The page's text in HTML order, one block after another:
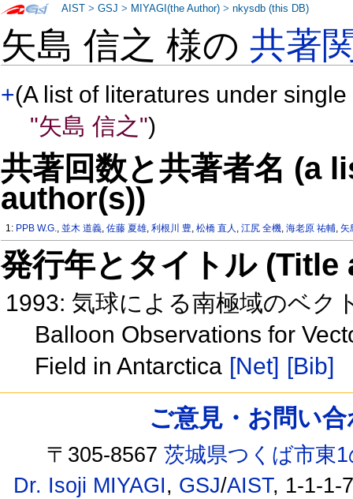
矢島 信之 様の共著
+(A list of literatures under
"矢島 信之")
共著回数と共著者名 (a
author(s))
1: PPB W.G.,並木 道義,佐藤 夏雄,利根川 豊,松橋 直人 ,江尻 全機,海老原 祐輔,矢
発行年とタイトル
1993: 気球による南極域のベク
Balloon Observations for
Field in Antarctica [Net] [Bib]
AIST >GSJ > MIYAGI(the Author) >nkysdb (this DB)
ご意見・お問い
〒305-8567茨城県つくば市東
Dr. Isoji MIYAGI, GSJ/AIST, 1-1-1-